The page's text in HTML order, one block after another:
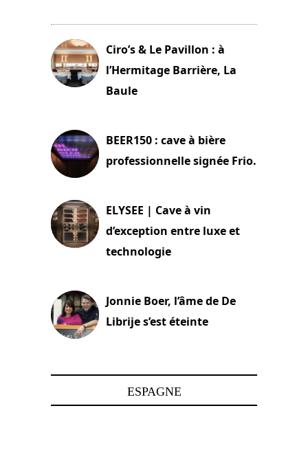
Ciro’s & Le Pavillon : à
l’Hermitage Barrière, La
Baule
BEER150 : cave à bière
professionnelle signée Frio.
ELYSEE | Cave à vin
d’exception entre luxe et
technologie
Jonnie Boer, l’âme de De
Librije s’est éteinte
ESPAGNE